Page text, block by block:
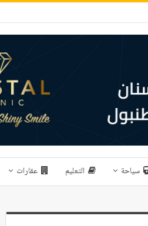
سياحة التعليم عقارات